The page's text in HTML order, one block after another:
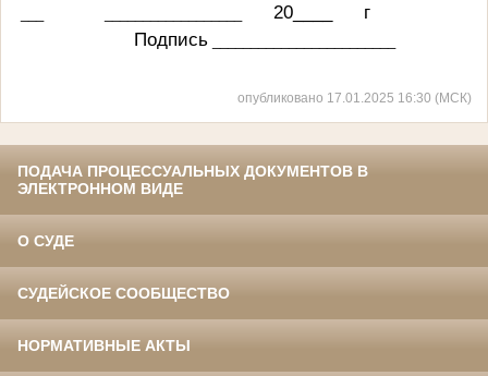
20____ г
Подпись________________________
опубликовано 17.01.2025 16:30 (МСК)
ПОДАЧА ПРОЦЕССУАЛЬНЫХ ДОКУМЕНТОВ В
ЭЛЕКТРОННОМ ВИДЕ
О СУДЕ
СУДЕЙСКОЕ СООБЩЕСТВО
НОРМАТИВНЫЕ АКТЫ